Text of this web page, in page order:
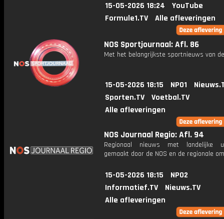
15-05-2026 18:24
YouTube
Formule1.TV
Alle afleveringen
NOS Sportjournaal: Afl. 86
Met het belangrijkste sportnieuws van
15-05-2026 18:15 NPO1
Sporten.TV
Voetbal.TV
Alle afleveringen
NOS Journaal Regio: Afl. 94
Regionaal nieuws met landelijke
gemaakt door de NOS en de regionale
15-05-2026 18:15
NPO2
Informatief.TV
Nieuws.TV
Alle afleveringen